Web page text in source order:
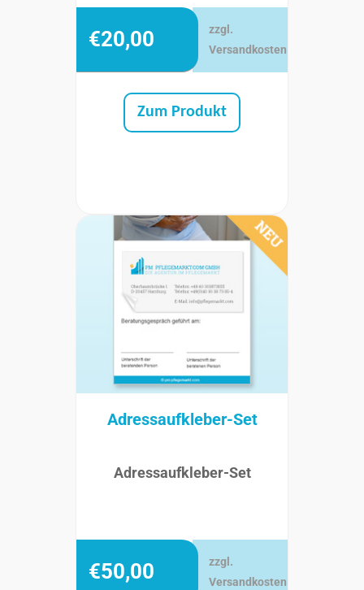
€20,00
zzgl.
Versandkosten
Zum Produkt
Adressaufkleber-Set
Adressaufkleber-Set
€50,00
zzgl.
Versandkosten